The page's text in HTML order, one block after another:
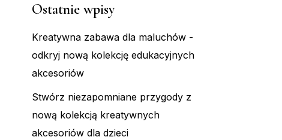
Ostatnie wpisy
Kreatywna zabawa dla maluchów -
odkryj nową kolekcję edukacyjnych
akcesoriów
Stwórz niezapomniane przygody z
nową kolekcją kreatywnych
akcesoriów dla dzieci